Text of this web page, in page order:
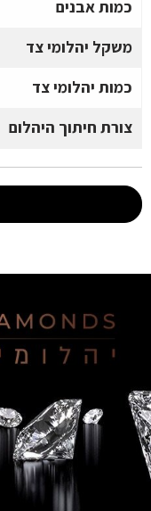
כמות אבנים
משקל יהלומי צד
כמות יהלומי צד
צורת חיתוך היהלום